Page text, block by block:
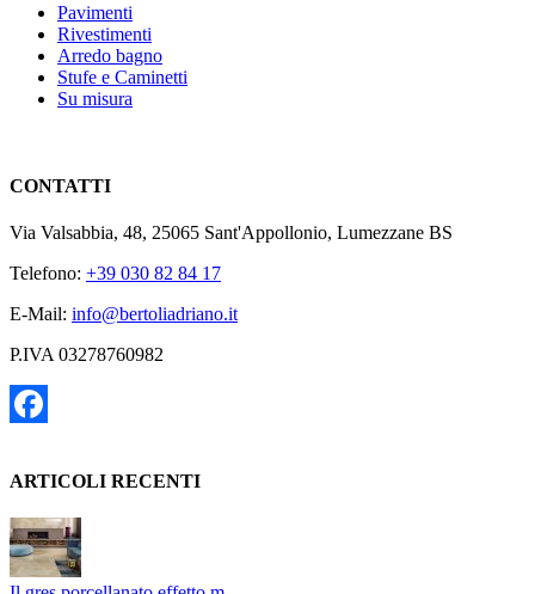
Pavimenti
Rivestimenti
Arredo bagno
Stufe e Caminetti
Su misura
CONTATTI
Via Valsabbia, 48, 25065 Sant'Appollonio, Lumezzane BS
Telefono: +39 030 82 84 17
E-Mail: info@bertoliadriano.it
P.IVA 03278760982
ARTICOLI RECENTI